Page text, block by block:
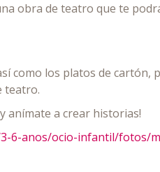
obra de teatro que te
como los platos de
teatro.
anímate a crear historias!
6-anos/ocio-infantil/fotos/